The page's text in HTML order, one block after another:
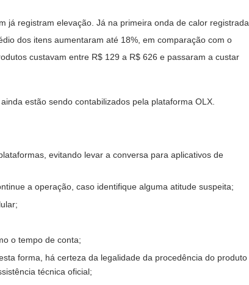
já registram elevação. Já na primeira onda de calor registrada
dos itens aumentaram até 18%, em comparação com o
custavam entre R$ 129 a R$ 626 e passaram a custar
estão sendo contabilizados pela plataforma OLX.
evitando levar a conversa para aplicativos de
a operação, caso identifique alguma atitude suspeita;
o tempo de conta;
forma, há certeza da legalidade da procedência do produto
técnica oficial;